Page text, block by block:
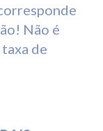
Não é
de